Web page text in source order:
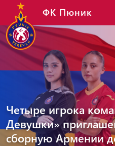
ФК Пюник
Четыре игрока
Девушки»
сборную Армении